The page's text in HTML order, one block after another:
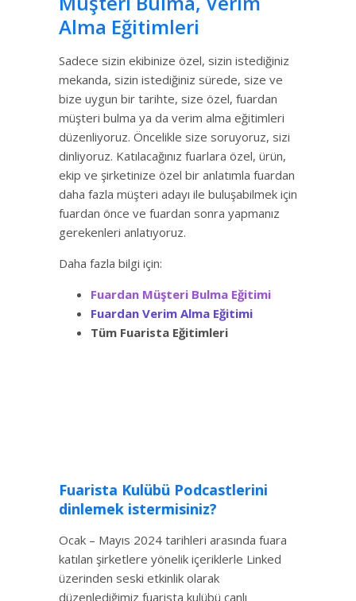
Alma Eğitimleri
Sadece sizin ekibinize özel, sizin istediğiniz
mekanda, sizin istediğiniz sürede, size ve
bize uygun bir tarihte, size özel, fuardan
müşteri bulma ya da verim alma eğitimleri
düzenliyoruz. Öncelikle size soruyoruz, sizi
dinliyoruz. Katılacağınız fuarlara özel, ürün,
ekip ve şirketinize özel bir anlatımla fuardan
daha fazla müşteri adayı ile buluşabilmek için
fuardan önce ve fuardan sonra yapmanız
gerekenleri anlatıyoruz.
Daha fazla bilgi için:
Fuardan Müşteri Bulma Eğitimi
Fuardan Verim Alma Eğitimi
Tüm Fuarista Eğitimleri
Fuarista Kulübü Podcastlerini
dinlemek istermisiniz?
Ocak – Mayıs 2024 tarihleri arasında fuara
katılan şirketlere yönelik içeriklerle Linked
üzerinden seski etkinlik olarak
düzenlediğimiz fuarista kulübü canlı